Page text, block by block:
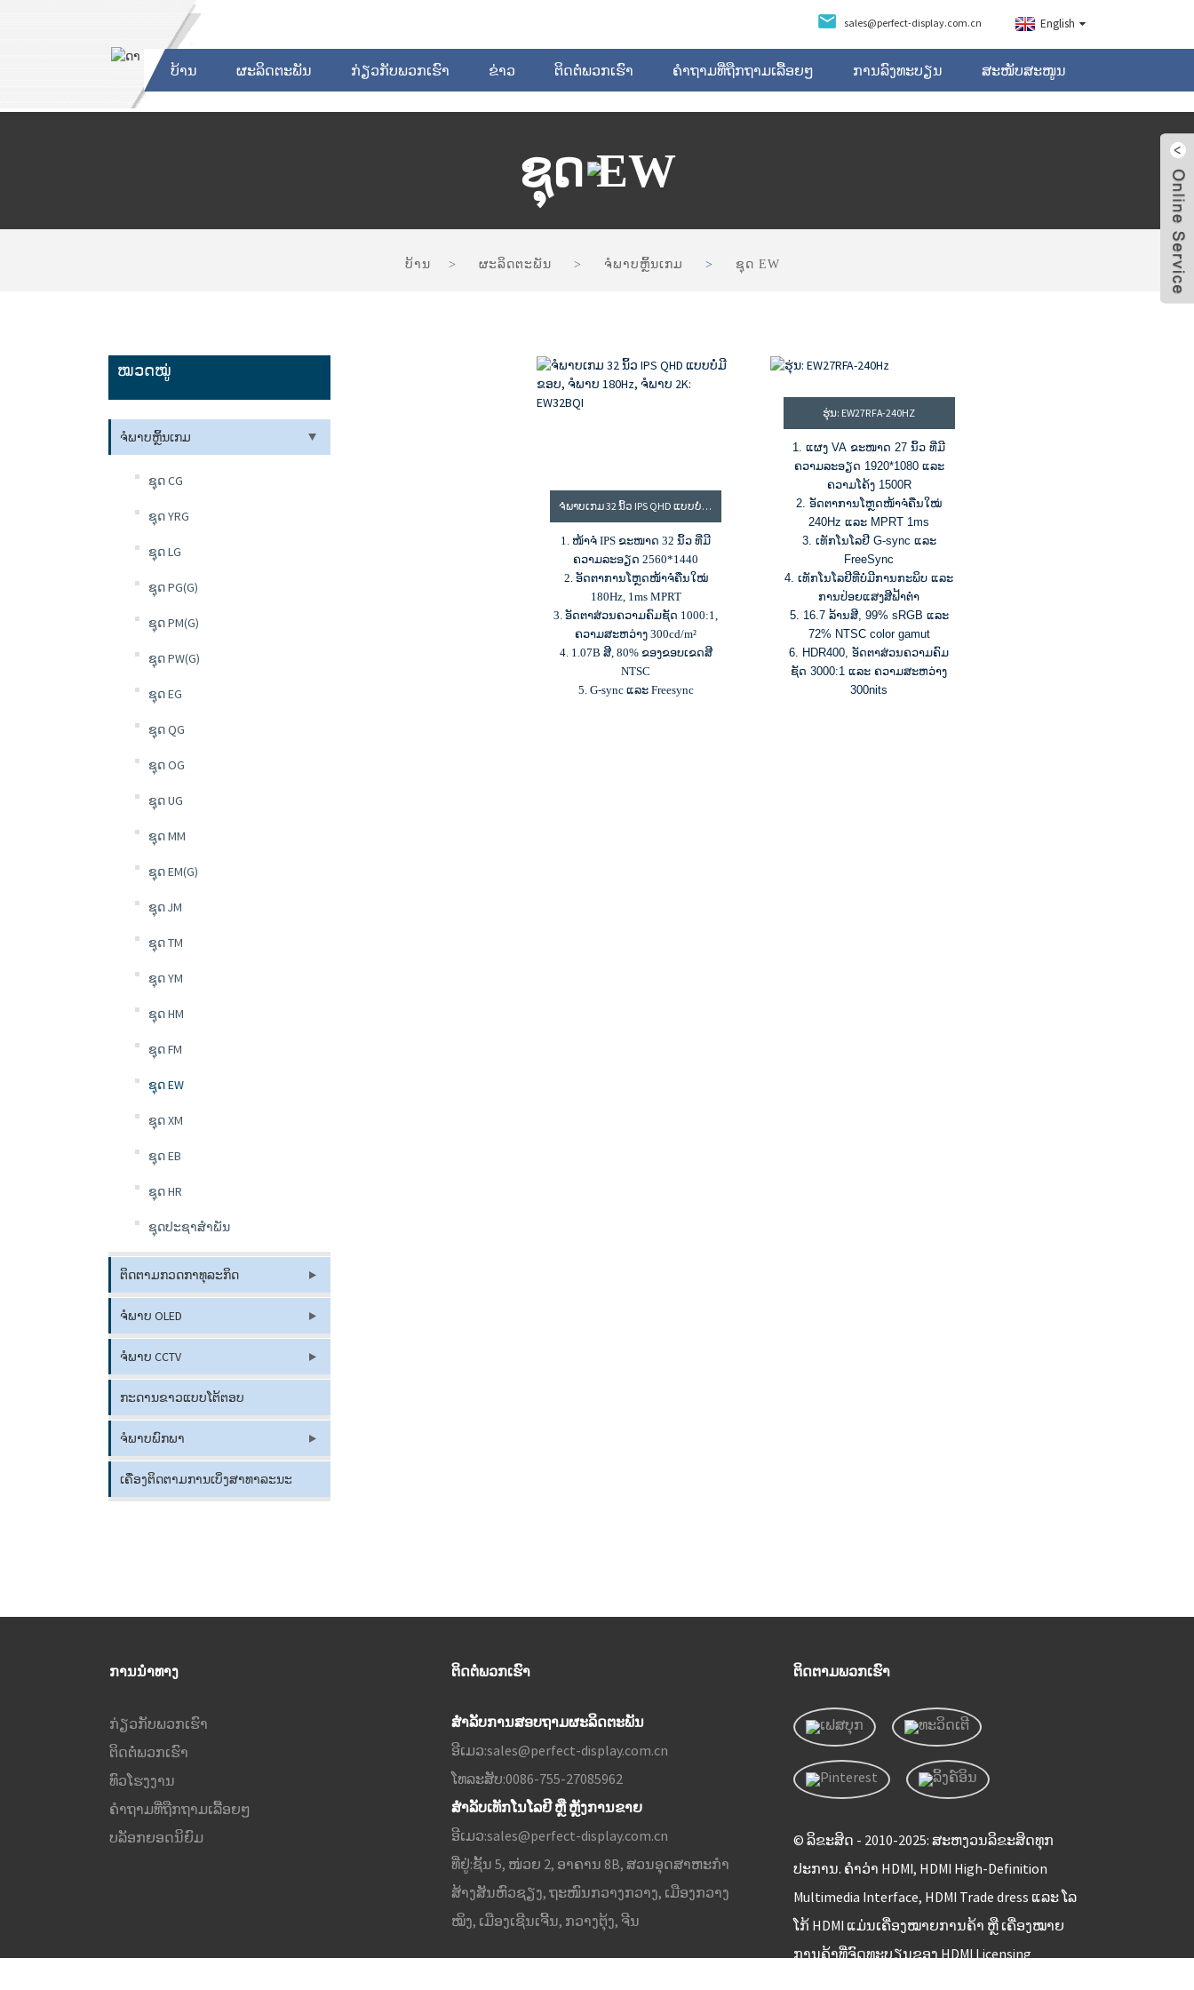
sales@perfect-display.com.cn English
ບ້ານ ຜະລິດຕະພັນ ກ່ຽວກັບພວກເຮົາ ຂ່າວ ຕິດຕໍ່ພວກເຮົາ ຄຳຖາມທີ່ຖືກຖາມເລື້ອຍໆ ການລົງທະບຽນ ສະໜັບສະໜູນ
ຊຸດ EW
ບ້ານ ຜະລິດຕະພັນ ຈໍພາບຫຼິ້ນເກມ ຊຸດ EW
ໝວດໝູ່
ຈໍພາບຫຼິ້ນເກມ
ຊຸດ CG
ຊຸດ YRG
ຊຸດ LG
ຊຸດ PG(G)
ຊຸດ PM(G)
ຊຸດ PW(G)
ຊຸດ EG
ຊຸດ QG
ຊຸດ OG
ຊຸດ UG
ຊຸດ MM
ຊຸດ EM(G)
ຊຸດ JM
ຊຸດ TM
ຊຸດ YM
ຊຸດ HM
ຊຸດ FM
ຊຸດ EW
ຊຸດ XM
ຊຸດ EB
ຊຸດ HR
ຊຸດປະຊາສຳພັນ
ຕິດຕາມກວດກາທຸລະກິດ
ຈໍພາບ OLED
ຈໍພາບ CCTV
ກະດານຂາວແບບໂຕ້ຕອບ
ຈໍພາບພົກພາ
ເຄື່ອງຕິດຕາມການເບິ່ງສາທາລະນະ
ຈໍພາບເກມ 32 ນິ້ວ IPS QHD ແບບບໍ່ມີຂອບ, ຈໍພາບ 180HZ, ຈໍພາບ 2K: EW32BQI
1. ໜ້າຈໍ IPS ຂະໜາດ 32 ນິ້ວ ທີ່ມີ
ຄວາມລະອຽດ 2560*1440
2. ອັດຕາການໂຫຼດໜ້າຈໍຄືນໃໝ່
180Hz, 1ms MPRT
3. ອັດຕາສ່ວນຄວາມຄົມຊັດ 1000:1,
ຄວາມສະຫວ່າງ 300cd/m²
4. 1.07B ສີ, 80% ຂອງຂອບເຂດສີ
NTSC
5. G-sync ແລະ Freesync
ຮຸ່ນ: EW27RFA-240HZ
1. ແຜງ VA ຂະໜາດ 27 ນິ້ວ ທີ່ມີ
ຄວາມລະອຽດ 1920*1080 ແລະ
ຄວາມໂຄ້ງ 1500R
2. ອັດຕາການໂຫຼດໜ້າຈໍຄືນໃໝ່
240Hz ແລະ MPRT 1ms
3. ເທັກໂນໂລຢີ G-sync ແລະ
FreeSync
4. ເທັກໂນໂລຢີທີ່ບໍ່ມີການກະພິບ ແລະ
ການປ່ອຍແສງສີຟ້າຕໍ່າ
5. 16.7 ລ້ານສີ, 99% sRGB ແລະ
72% NTSC color gamut
6. HDR400, ອັດຕາສ່ວນຄວາມຄົມ
ຊັດ 3000:1 ແລະ ຄວາມສະຫວ່າງ
300nits
ການນຳທາງ
ກ່ຽວກັບພວກເຮົາ
ຕິດຕໍ່ພວກເຮົາ
ທົວໂຮງງານ
ຄຳຖາມທີ່ຖືກຖາມເລື້ອຍໆ
ບລັອກຍອດນິຍົມ
ຕິດຕໍ່ພວກເຮົາ
ສຳລັບການສອບຖາມຜະລິດຕະພັນ
ອີເມວ:sales@perfect-display.com.cn
ໂທລະສັບ:0086-755-27085962
ສຳລັບເທັກໂນໂລຢີ ຫຼື ຫຼັງການຂາຍ
ອີເມວ:sales@perfect-display.com.cn
ທີ່ຢູ່:ຊັ້ນ 5, ໜ່ວຍ 2, ອາຄານ 8B, ສວນອຸດສາຫະກຳ
ສ້າງສັນຫົວຊຽງ, ຖະໜົນກວາງກວາງ, ເມືອງກວາງ
ໝິງ, ເມືອງເຊີນເຈີ້ນ, ກວາງຕຸ້ງ, ຈີນ
ຕິດຕາມພວກເຮົາ
© ລິຂະສິດ - 2010-2025: ສະຫງວນລິຂະສິດທຸກ
ປະການ. ຄຳວ່າ HDMI, HDMI High-Definition
Multimedia Interface, HDMI Trade dress ແລະ ໂລ
ໂກ້ HDMI ແມ່ນເຄື່ອງໝາຍການຄ້າ ຫຼື ເຄື່ອງໝາຍ
ການຄ້າທີ່ຈົດທະບຽນຂອງ HDMI Licensing